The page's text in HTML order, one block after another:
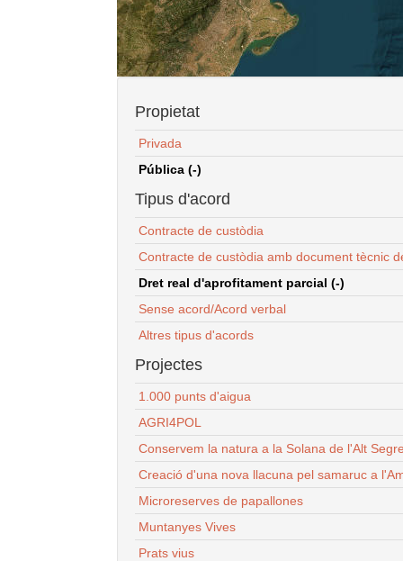
Propietat
Privada
Pública (-)
Tipus d'acord
Contracte de custòdia
Contracte de custòdia amb document tècnic
Dret real d'aprofitament parcial (-)
Sense acord/Acord verbal
Altres tipus d'acords
Projectes
1.000 punts d'aigua
AGRI4POL
Conservem la natura a la Solana de l'Alt
Creació d'una nova llacuna pel samaruc a
Microreserves de papallones
Muntanyes Vives
Prats vius